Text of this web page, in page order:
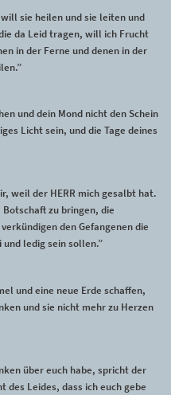
sie heilen und sie leiten und
da Leid tragen, will ich Frucht
in der Ferne und denen in der
und dein Mond nicht den Schein
Licht sein, und die Tage deines
weil der HERR mich gesalbt hat.
zu bringen, die
den Gefangenen die
ledig sein sollen.”
und eine neue Erde schaffen,
und sie nicht mehr zu Herzen
über euch habe, spricht der
des Leides, dass ich euch gebe